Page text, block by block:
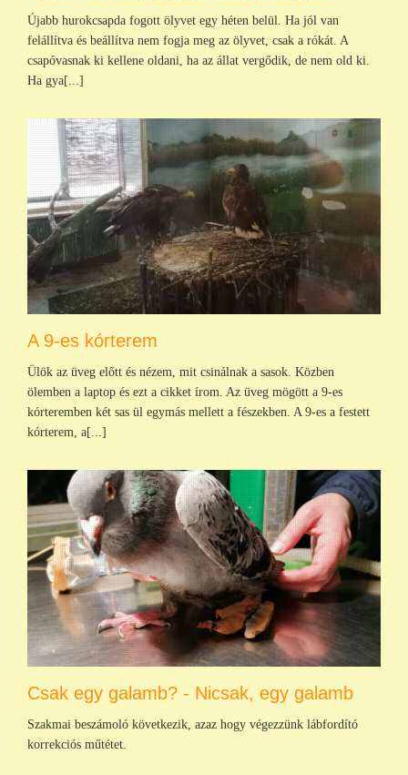
Újabb hurokcsapda fogott ölyvet egy héten belül. Ha jól van
felállítva és beállítva nem fogja meg az ölyvet, csak a rókát. A
csapóvasnak ki kellene oldani, ha az állat vergődik, de nem old ki.
Ha gya[...]
A 9-es kórterem
Ülök az üveg előtt és nézem, mit csinálnak a sasok. Közben
ölemben a laptop és ezt a cikket írom. Az üveg mögött a 9-es
kórteremben két sas ül egymás mellett a fészekben. A 9-es a festett
kórterem, a[...]
Csak egy galamb? - Nicsak, egy galamb
Szakmai beszámoló következik, azaz hogy végezzünk lábfordító
korrekciós műtétet.